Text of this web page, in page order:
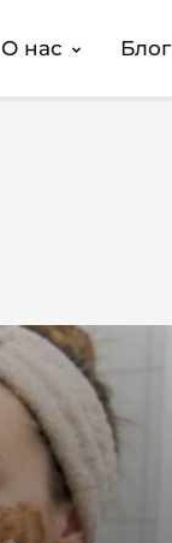
О нас Блог